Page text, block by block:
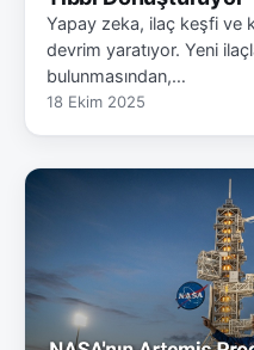
Yapay zeka, ilaç keşfi ve
devrim yaratıyor. Yeni
bulunmasından,…
18 Ekim 2025